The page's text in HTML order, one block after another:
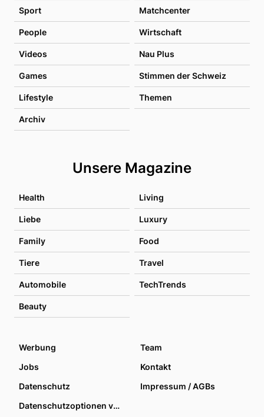
Sport Matchcenter
People Wirtschaft
Videos Nau Plus
Games Stimmen der Schweiz
Lifestyle Themen
Archiv
Unsere Magazine
Health Living
Liebe Luxury
Family Food
Tiere Travel
Automobile TechTrends
Beauty
Werbung
Team
Jobs
Kontakt
Datenschutz
Impressum / AGBs
Datenschutzoptionen verwalten